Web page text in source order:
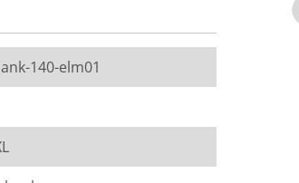
140-elm01
-
- stof Element
11 - 140 cm
weken
HomingXL
Eetkamerbank -
roze 10 - 140 cm
219,-
8 tot 10 weken